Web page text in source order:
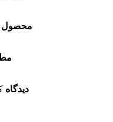
7442 محصول
8
529 دیدگاه